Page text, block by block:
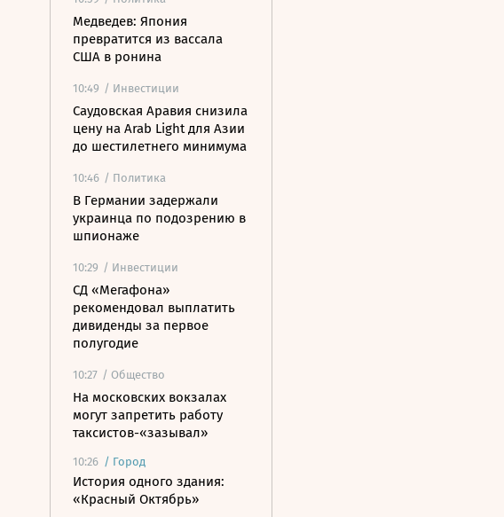
Медведев: Япония
превратится из вассала
США в ронина
10:49 / Инвестиции
Саудовская Аравия снизила
цену на Arab Light для Азии
до шестилетнего минимума
10:46 / Политика
В Германии задержали
украинца по подозрению в
шпионаже
10:29 / Инвестиции
СД «Мегафона»
рекомендовал выплатить
дивиденды за первое
полугодие
10:27 / Общество
На московских вокзалах
могут запретить работу
таксистов-«зазывал»
10:26 / Город
История одного здания:
«Красный Октябрь»